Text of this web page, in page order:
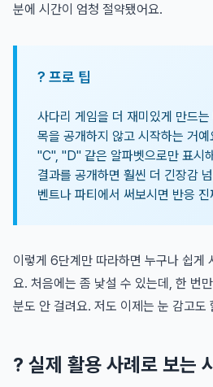
분에 시간이 엄청 절약됐어요.
? 프로 팁
사다리 게임을 더 재미있게 만드
목을 공개하지 않고 시작하는 거
"C", "D" 같은 알파벳으로만 표시
결과를 공개하면 훨씬 더 긴장감
벤트나 파티에서 써보시면 반응 진
이렇게 6단계만 따라하면 누구나 쉽게
요. 처음에는 좀 낯설 수 있는데, 한 번
분도 안 걸려요. 저도 이제는 눈 감고도
? 실제 활용 사례로 보는